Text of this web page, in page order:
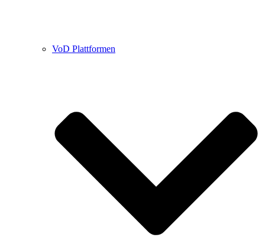
VoD Plattformen